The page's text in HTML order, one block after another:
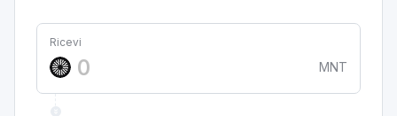
Ricevi
MNT